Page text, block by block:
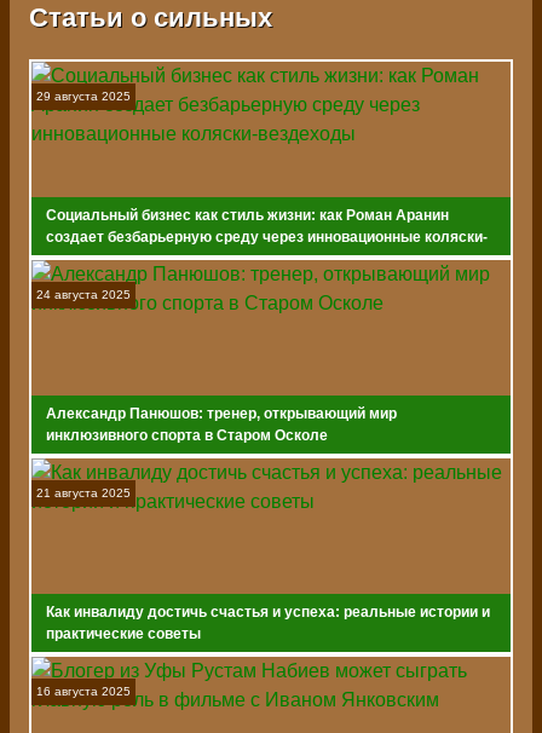
Статьи о сильных
29 августа 2025
Социальный бизнес как стиль жизни: как Роман Аранин
создает безбарьерную среду через инновационные коляски-
вездеходы
24 августа 2025
Александр Панюшов: тренер, открывающий мир
инклюзивного спорта в Старом Осколе
21 августа 2025
Как инвалиду достичь счастья и успеха: реальные истории и
практические советы
16 августа 2025